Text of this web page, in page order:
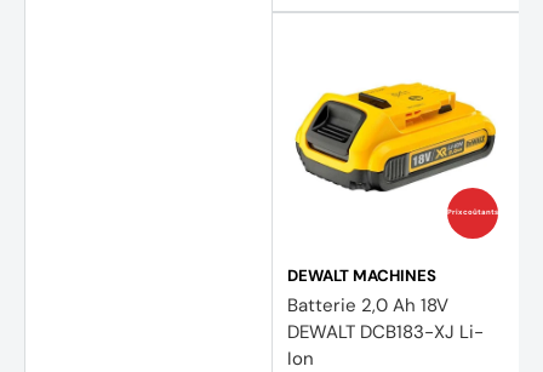
Prix coûtants
DEWALT MACHINES
Batterie 2,0 Ah 18V
DEWALT DCB183-XJ Li-
Ion